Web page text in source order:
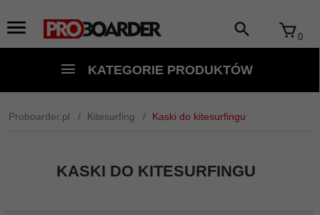
0
KATEGORIE PRODUKTÓW
Proboarder.pl Kitesurfing Kaski do kitesurfingu
KASKI DO KITESURFINGU